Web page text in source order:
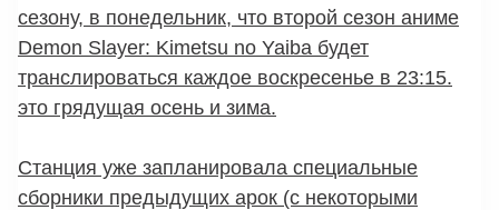
сезону, в понедельник, что второй сезон аниме
Demon Slayer: Kimetsu no Yaiba будет
транслироваться каждое воскресенье в 23:15.
это грядущая осень и зима.
Станция уже запланировала специальные
сборники предыдущих арок (с некоторыми